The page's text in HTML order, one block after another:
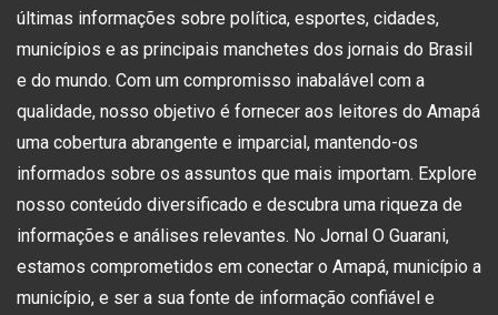
últimas informações sobre política, esportes, cidades,
municípios e as principais manchetes dos jornais do Brasil
e do mundo. Com um compromisso inabalável com a
qualidade, nosso objetivo é fornecer aos leitores do Amapá
uma cobertura abrangente e imparcial, mantendo-os
informados sobre os assuntos que mais importam. Explore
nosso conteúdo diversificado e descubra uma riqueza de
informações e análises relevantes. No Jornal O Guarani,
estamos comprometidos em conectar o Amapá, município a
município, e ser a sua fonte de informação confiável e